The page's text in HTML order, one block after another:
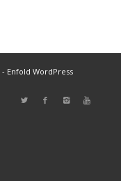
- Enfold WordPress